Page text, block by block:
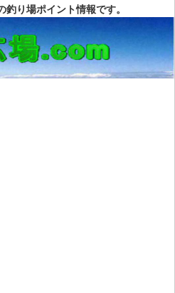
り場ポイント情報です。